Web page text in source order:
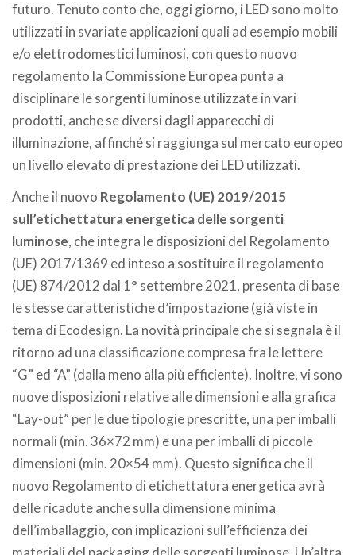
futuro. Tenuto conto che, oggi giorno, i LED sono molto
utilizzati in svariate applicazioni quali ad esempio mobili
e/o elettrodomestici luminosi, con questo nuovo
regolamento la Commissione Europea punta a
disciplinare le sorgenti luminose utilizzate in vari
prodotti, anche se diversi dagli apparecchi di
illuminazione, affinché si raggiunga sul mercato europeo
un livello elevato di prestazione dei LED utilizzati.
Anche il nuovo Regolamento (UE) 2019/2015
sull’etichettatura energetica delle sorgenti
luminose, che integra le disposizioni del Regolamento
(UE) 2017/1369 ed inteso a sostituire il regolamento
(UE) 874/2012 dal 1° settembre 2021, presenta di base
le stesse caratteristiche d’impostazione (già viste in
tema di Ecodesign. La novità principale che si segnala è il
ritorno ad una classificazione compresa fra le lettere
“G” ed “A” (dalla meno alla più efficiente). Inoltre, vi sono
nuove disposizioni relative alle dimensioni e alla grafica
“Lay-out” per le due tipologie prescritte, una per imballi
normali (min. 36×72 mm) e una per imballi di piccole
dimensioni (min. 20×54 mm). Questo significa che il
nuovo Regolamento di etichettatura energetica avrà
delle ricadute anche sulla dimensione minima
dell’imballaggio, con implicazioni sull’efficienza dei